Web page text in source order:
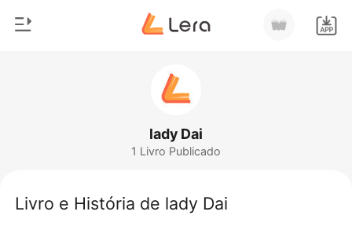
Lobisomem
lady Dai
1 Livro Publicado
Livro e História de lady Dai